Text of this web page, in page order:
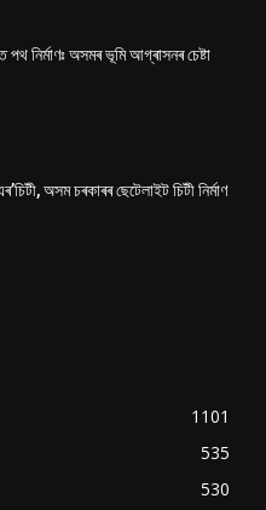
পথ নিৰ্মাণঃ অসমৰ ভূমি আগ্ৰাসনৰ চেষ্টা
অসম চৰকাৰৰ ছেটেলাইট চিটী নিৰ্মাণ
1101
535
530